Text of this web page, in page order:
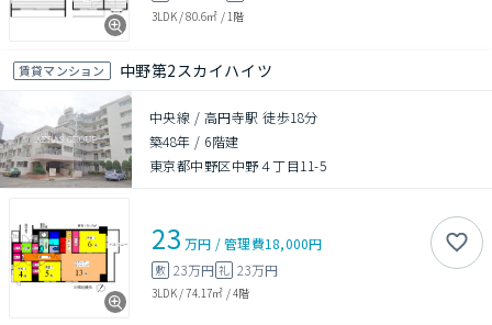
3LDK/80.6㎡ / 1階
賃貸マンション 中野第2スカイハイツ
中央線 / 高円寺駅 徒歩18分
築48年 / 6階建
東京都中野区中野４丁目11-5
23 万円 /管理費18,000円
敷 23万円 礼 23万円
3LDK/74.17㎡ /4階